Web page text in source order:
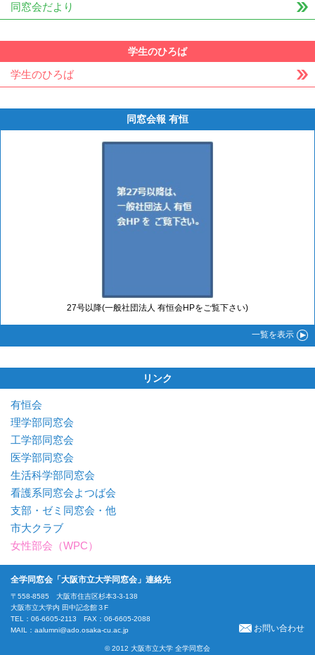
同窓会だより
学生のひろば
学生のひろば
同窓会報 有恒
27号以降(一般社団法人 有恒会HPをご覧下さい)
一覧を表示
リンク
有恒会
理学部同窓会
工学部同窓会
医学部同窓会
生活科学部同窓会
看護系同窓会よつば会
支部・ゼミ同窓会・他
市大クラブ
女性部会（WPC）
全学同窓会「大阪市立大学同窓会」連絡先
〒558-8585 大阪市住吉区杉本3-3-138
大阪市立大学内 田中記念館３F
TEL：06-6605-2113 FAX：06-6605-2088
MAIL： aalumni@ado.osaka-cu.ac.jp お問い合わせ
© 2012 大阪市立大学 全学同窓会